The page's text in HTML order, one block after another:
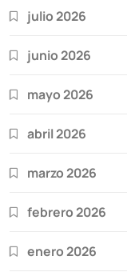
julio 2026
junio 2026
mayo 2026
abril 2026
marzo 2026
febrero 2026
enero 2026